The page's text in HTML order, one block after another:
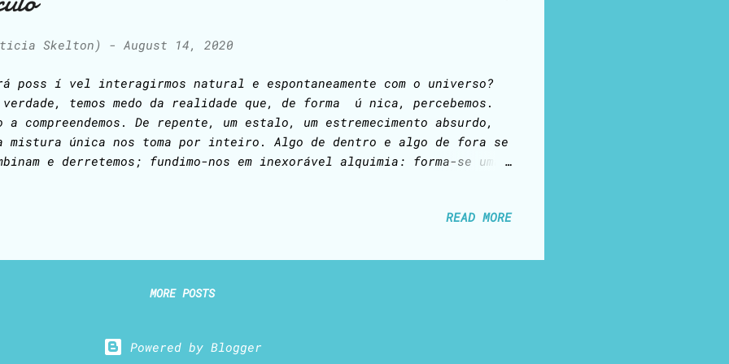
Skelton) - August 14, 2020
poss í vel interagirmos natural e espontaneamente com o universo?
verdade, temos medo da realidade que, de forma ú nica, percebemos.
a compreendemos. De repente, um estalo, um estremecimento absurdo,
mistura única nos toma por inteiro. Algo de dentro e algo de fora se
e derretemos; fundimo-nos em inexorável alquimia: forma-se uma
Para alguns, essa pedra é tão impossivelmente dolorosa e
esses poucos sofredores deliciar-se-ão ante os parcos signos e
o alívio de terem expelido o cálculo!
READ MORE
MORE POSTS
Powered by Blogger